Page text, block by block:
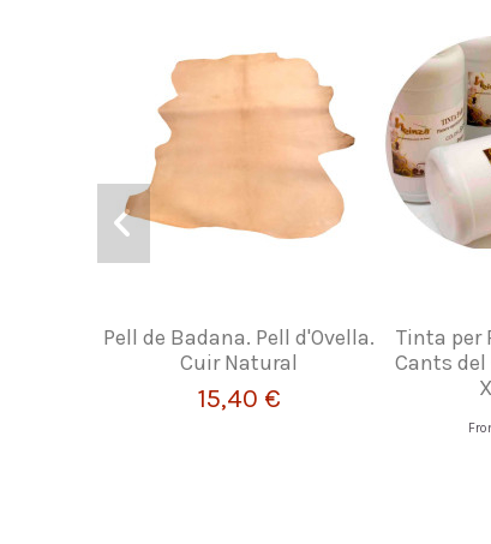
Pell de Badana. Pell d'Ovella.
Cuir Natural
15,40 €
Tinta per
Cants del